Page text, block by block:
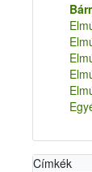
Címkék